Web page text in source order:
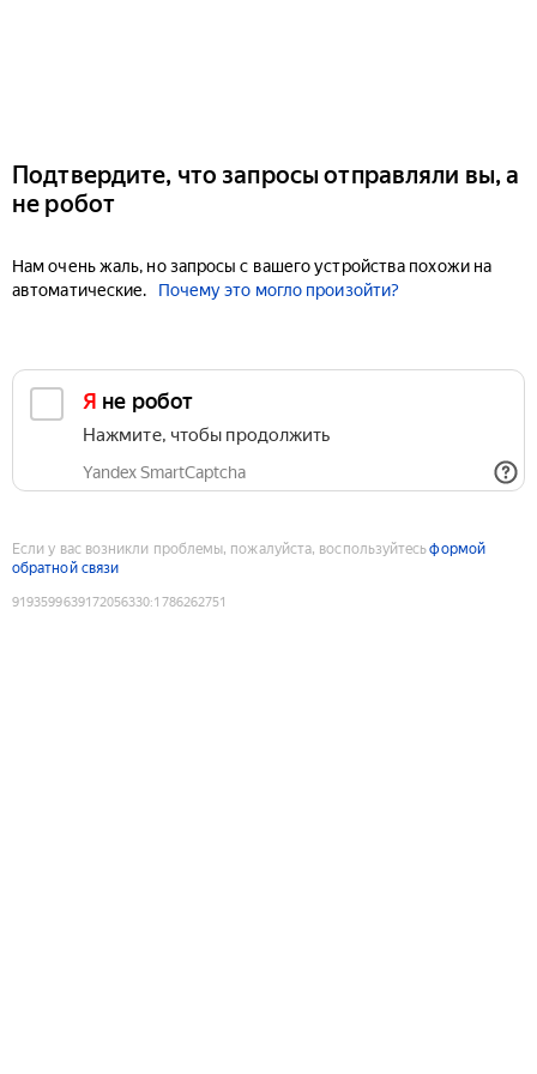
Подтвердите, что запросы отправляли вы, а
не робот
Нам очень жаль, но запросы с вашего устройства похожи на
автоматические.
Почему это могло произойти?
Я не робот
Нажмите, чтобы продолжить
Yandex SmartCaptcha
Если у вас возникли проблемы, пожалуйста, воспользуйтесьформой
обратной связи
9193599639172056330:1786262751